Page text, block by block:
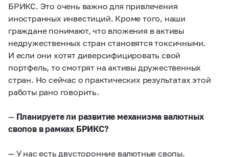
БРИКС. Это очень важно для привлечения
иностранных инвестиций. Кроме того, наши
граждане понимают, что вложения в активы
недружественных стран становятся токсичными.
И если они хотят диверсифицировать свой
портфель, то смотрят на активы дружественных
стран. Но сейчас о практических результатах этой
работы рано говорить.
— Планируете ли развитие механизма валютных
свопов в рамках БРИКС?
— У нас есть двусторонние валютные свопы.